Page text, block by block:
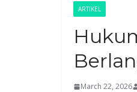
ARTIKEL
March 22, 2026